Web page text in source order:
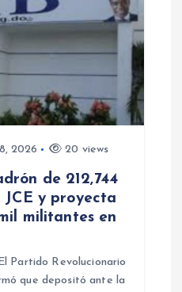
2026 20 views
de 212,744
y proyecta
militantes en
Partido Revolucionario
que depositó ante la